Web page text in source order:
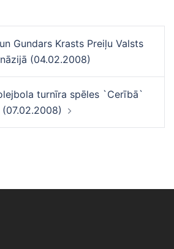
Gundars Krasts Preiļu Valsts
(04.02.2008)
turnīra spēles `Cerībā`
(07.02.2008)